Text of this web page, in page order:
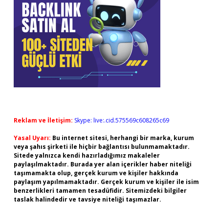
Reklam ve İletişim: Skype: live:.cid.575569c608265c69
Yasal Uyarı: Bu internet sitesi, herhangi bir marka, kurum
veya şahıs şirketi ile hiçbir bağlantısı bulunmamaktadır.
Sitede yalnızca kendi hazırladığımız makaleler
paylaşılmaktadır. Burada yer alan içerikler haber niteliği
taşımamakta olup, gerçek kurum ve kişiler hakkında
paylaşım yapılmamaktadır. Gerçek kurum ve kişiler ile isim
benzerlikleri tamamen tesadüfidir. Sitemizdeki bilgiler
taslak halindedir ve tavsiye niteliği taşımazlar.